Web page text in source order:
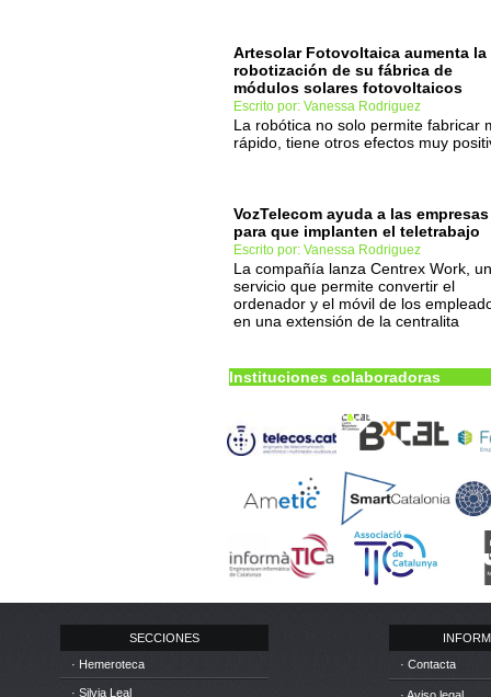
Artesolar Fotovoltaica aumenta la
robotización de su fábrica de
módulos solares fotovoltaicos
Escrito por: Vanessa Rodriguez
La robótica no solo permite fabricar
rápido, tiene otros efectos muy
VozTelecom ayuda a las empresas
para que implanten el teletrabajo
Escrito por: Vanessa Rodriguez
La compañía lanza Centrex Work, un
servicio que permite convertir el
ordenador y el móvil de los
en una extensión de la centralita
Instituciones colaboradoras
SECCIONES
· Hemeroteca
· Silvia Leal
· Contacta